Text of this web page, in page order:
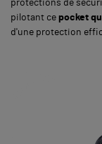
protections de
pilotant ce pocket
d'une protection